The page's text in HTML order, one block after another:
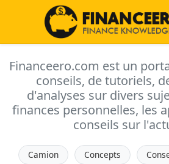
Financeero.com est un
conseils, de tutoriels,
d'analyses sur divers
finances personnelles, les
conseils sur
Camion Concepts